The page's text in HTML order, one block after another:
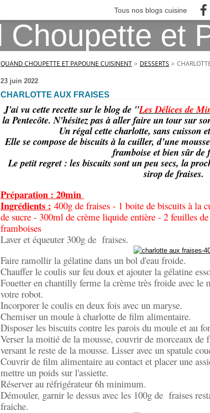
Tous nos blogs cuisine
QUAND CHOUPETTE ET PAPOUNE CUISINENT > DESSERTS >
23 juin 2022
CHARLOTTE AUX FRAISES
J'ai vu cette recette sur le blog de "Les Délices de
la Pentecôte. N'hésitez pas à aller faire un tour sur
Un régal cette charlotte, sans cuisson
Elle se compose de biscuits à la cuiller, d’une
framboise et bien sûr de
Le petit regret : les biscuits sont un peu secs, la
sirop de fraises.
Préparation : 20min
Ingrédients : 400g de fraises - 1 boite de biscuits à la
de sucre - 300ml de crème liquide entière - 2 feuilles
framboises
Laver et équeuter 300g de fraises.
Faire ramollir la gélatine dans un bol d'eau froide.
Chauffer le coulis sur feu doux et ajouter la gélatine
Fouetter en chantilly ferme la crème très froide avec le
votre robot.
Incorporer le coulis en deux fois avec un maryse.
Chemiser un moule à charlotte de film alimentaire.
Disposer les biscuits contre les parois du moule et au
Verser la moitié de la mousse, couvrir de morceaux de
versant le reste de la mousse. Lisser avec un spatule
Couvrir de film alimentaire au contact et placer une
mettre un poids sur l'assiette.
Réserver au réfrigérateur 6h minimum.
Démouler, garnir le dessus avec les 100g de fraises
fraiche.